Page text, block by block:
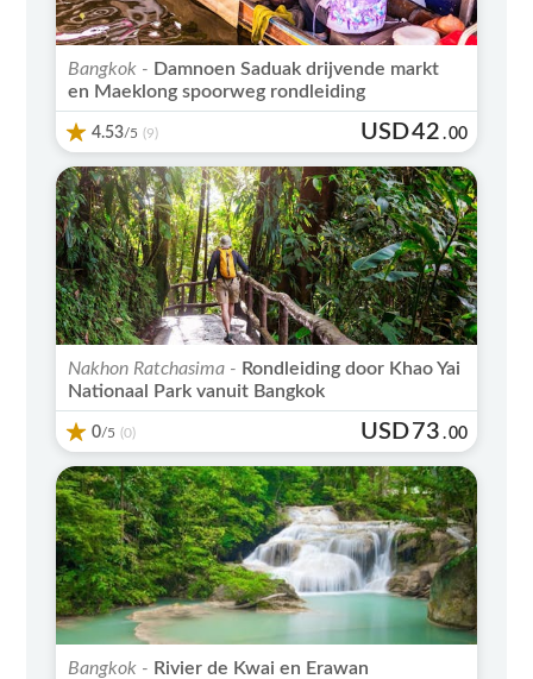
Bangkok - Damnoen Saduak drijvende markt
en Maeklong spoorweg rondleiding
4.53/5 (9) USD42 .00
Nakhon Ratchasima - Rondleiding door Khao Yai
Nationaal Park vanuit Bangkok
0/5 (0) USD73 .00
Bangkok - Rivier de Kwai en Erawan